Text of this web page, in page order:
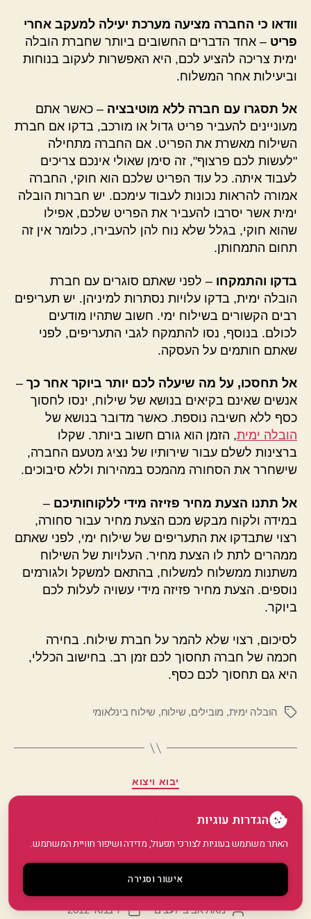
וודאו כי החברה מציעה מערכת יעילה למעקב אחרי
פריט – אחד הדברים החשובים ביותר שחברת הובלה
ימית צריכה להציע לכם, היא האפשרות לעקוב בנוחות
וביעילות אחר המשלוח.
אל תסגרו עם חברה ללא מוטיבציה – כאשר אתם
מעוניינים להעביר פריט גדול או מורכב, בדקו אם חברת
השילוח מאשרת את הפריט. אם החברה מתחילה
"לעשות לכם פרצוף", זה סימן שאולי אינכם צריכים
לעבוד איתה. כל עוד הפריט שלכם הוא חוקי, החברה
אמורה להראות נכונות לעבוד עימכם. יש חברות הובלה
ימית אשר יסרבו להעביר את הפריט שלכם, אפילו
שהוא חוקי, בגלל שלא נוח להן להעבירו, כלומר אין זה
תחום התמחותן.
בדקו והתמקחו – לפני שאתם סוגרים עם חברת
הובלה ימית, בדקו עלויות נסתרות למיניהן. יש תעריפים
רבים הקשורים בשילוח ימי. חשוב שתהיו מודעים
לכולם. בנוסף, נסו להתמקח לגבי התעריפים, לפני
שאתם חותמים על העסקה.
אל תחסכו, על מה שיעלה לכם יותר ביוקר אחר כך –
אנשים שאינם בקיאים בנושא של שילוח, ינסו לחסוך
כסף ללא חשיבה נוספת. כאשר מדובר בנושא של
הובלה ימית, הזמן הוא גורם חשוב ביותר. שקלו
ברצינות לשלם עבור שירותיו של נציג מטעם החברה,
שישחרר את הסחורה מהמכס במהירות וללא סיבוכים.
אל תתנו הצעת מחיר פזיזה מידי ללקוחותיכם –
במידה ולקוח מבקש מכם הצעת מחיר עבור סחורה,
רצוי שתבדקו את התעריפים של שילוח ימי, לפני שאתם
ממהרים לתת לו הצעת מחיר. העלויות של השילוח
משתנות ממשלוח למשלוח, בהתאם למשקל ולגורמים
נוספים. הצעת מחיר פזיזה מידי עשויה לעלות לכם
ביוקר.
לסיכום, רצוי שלא להמר על חברת שילוח. בחירה
חכמה של חברה תחסוך לכם זמן רב. בחישוב הכללי,
היא גם תחסוך לכם כסף.
תגיותהובלה ימית, מובילים,שילוח, שילוח בינלאומי
קטגוריות
יבוא ויצוא
שילוח בינלאומי: מדוע כדאי
לקחת שירות של עמילות
מכס
המחבר
מאתאביב יועצים תאריך
7 במאי 2012
הגדרות עוגיות
האתר משתמש בעוגיות לצורכי תפעול, מדידה ושיפור חוויית המשתמש.
אישור וסגירה